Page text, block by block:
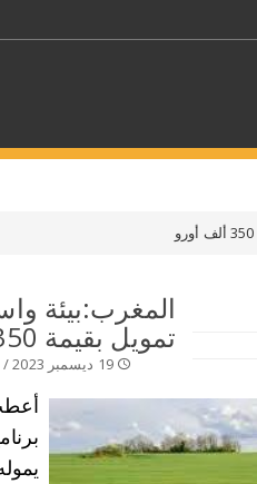
حدد الفئة
المغرب:بيئة
تمويل بقيمة 350 ألف أورو
19 ديسمبر 2023 /